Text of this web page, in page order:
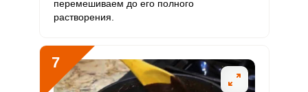
перемешиваем до его полного
растворения.
7